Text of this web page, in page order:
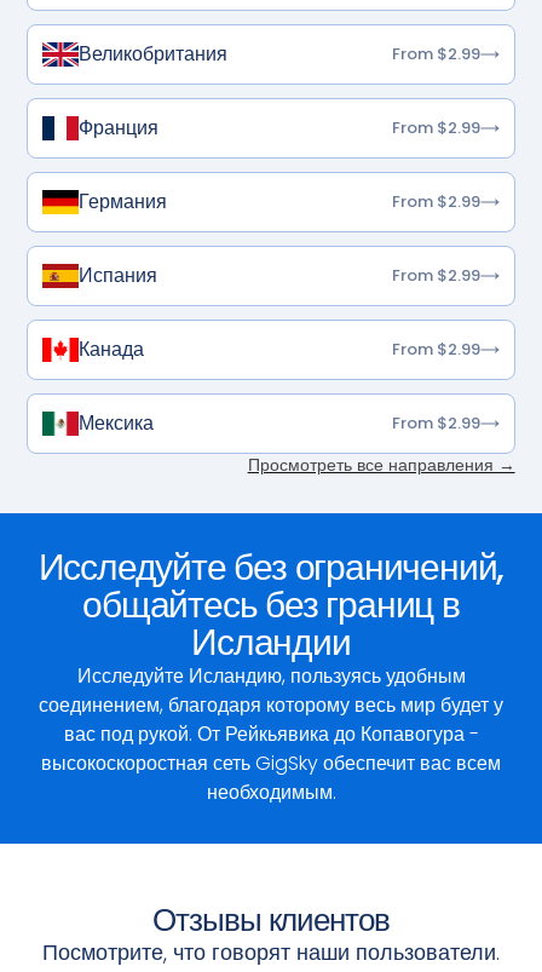
Великобритания From $2.99
Франция From $2.99
Германия From $2.99
Испания From $2.99
Канада From $2.99
Мексика From $2.99
Просмотреть все направления →
Исследуйте без ограничений,
общайтесь без границ в
Исландии
Исследуйте Исландию, пользуясь удобным
соединением, благодаря которому весь мир будет у
вас под рукой. От Рейкьявика до Копавогура -
высокоскоростная сеть GigSky обеспечит вас всем
необходимым.
Отзывы клиентов
Посмотрите, что говорят наши пользователи.